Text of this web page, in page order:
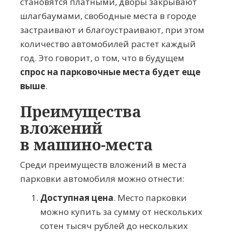
шлагбаумами, свободные места в городе
застраивают и благоустраивают, при этом
количество автомобилей растет каждый
год. Это говорит, о том, что в будущем
спрос на парковочные места будет еще
выше.
Преимущества
вложений
в машино-места
Среди преимуществ вложений в места
парковки автомобиля можно отнести:
Доступная цена. Место парковки
можно купить за сумму от нескольких
сотен тысяч рублей до нескольких